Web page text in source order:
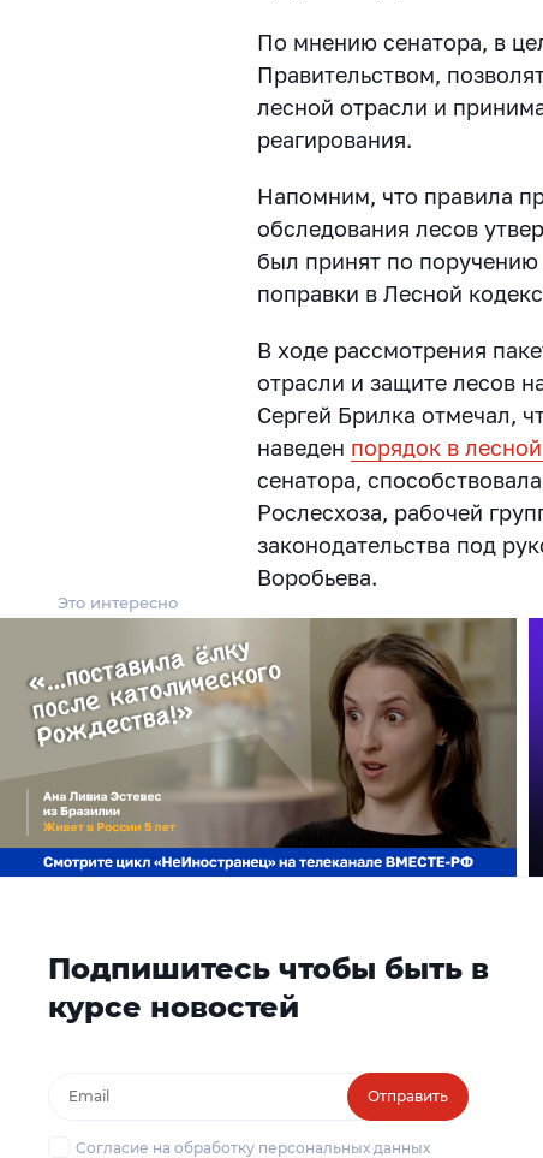
По мнению сенатора, в
Правительством,
лесной отрасли и
реагирования.
Напомним, что правила
обследования лесов
был принят по
поправки в Лесной
В ходе рассмотрения
отрасли и защите лесов
Сергей Брилка отмечал,
наведен порядок в
сенатора,
Рослесхоза, рабочей
законодательства под
Воробьева.
Это интересно
Подпишитесь чтобы быть в
курсе новостей
Отправить
Согласие на обработку персональных данных